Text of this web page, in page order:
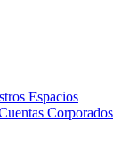
Espacios
Corporados